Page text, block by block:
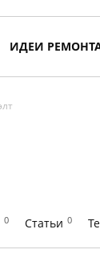
ИДЕИ
0 Статьи 0